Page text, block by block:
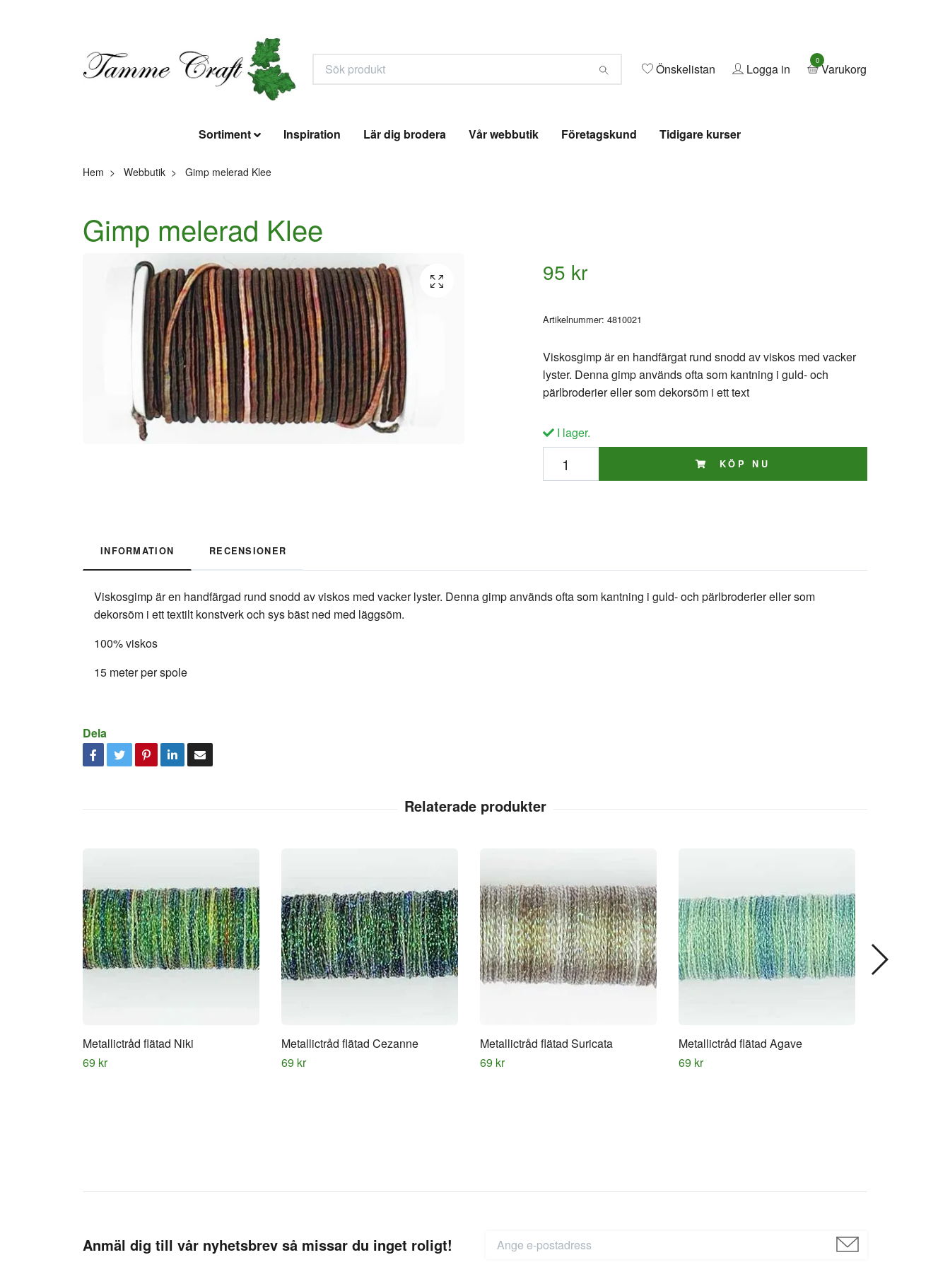
Önskelistan Logga in
0
Varukorg
Sortiment Inspiration Lär dig brodera Vår webbutik Företagskund Tidigare kurser
Hem Webbutik Gimp melerad Klee
Gimp melerad Klee
95 kr
Artikelnummer: 4810021
Viskosgimp är en handfärgat rund snodd av viskos med vacker
lyster. Denna gimp används ofta som kantning i guld- och
pärlbroderier eller som dekorsöm i ett text
I lager.
KÖP NU
INFORMATION RECENSIONER
Viskosgimp är en handfärgad rund snodd av viskos med vacker lyster. Denna gimp används ofta som kantning i guld- och pärlbroderier eller som
dekorsöm i ett textilt konstverk och sys bäst ned med läggsöm.
100% viskos
15 meter per spole
Dela
Metallictråd flätad Niki
69 kr
Metallictråd flätad Cezanne
69 kr
Metallictråd flätad Suricata
69 kr
Metallictråd flätad Agave
69 kr
Anmäl dig till vår nyhetsbrev så missar du inget roligt!